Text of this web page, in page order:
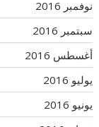
نوفمبر 2016
سبتمبر 2016
أغسطس 2016
يوليو 2016
يونيو 2016